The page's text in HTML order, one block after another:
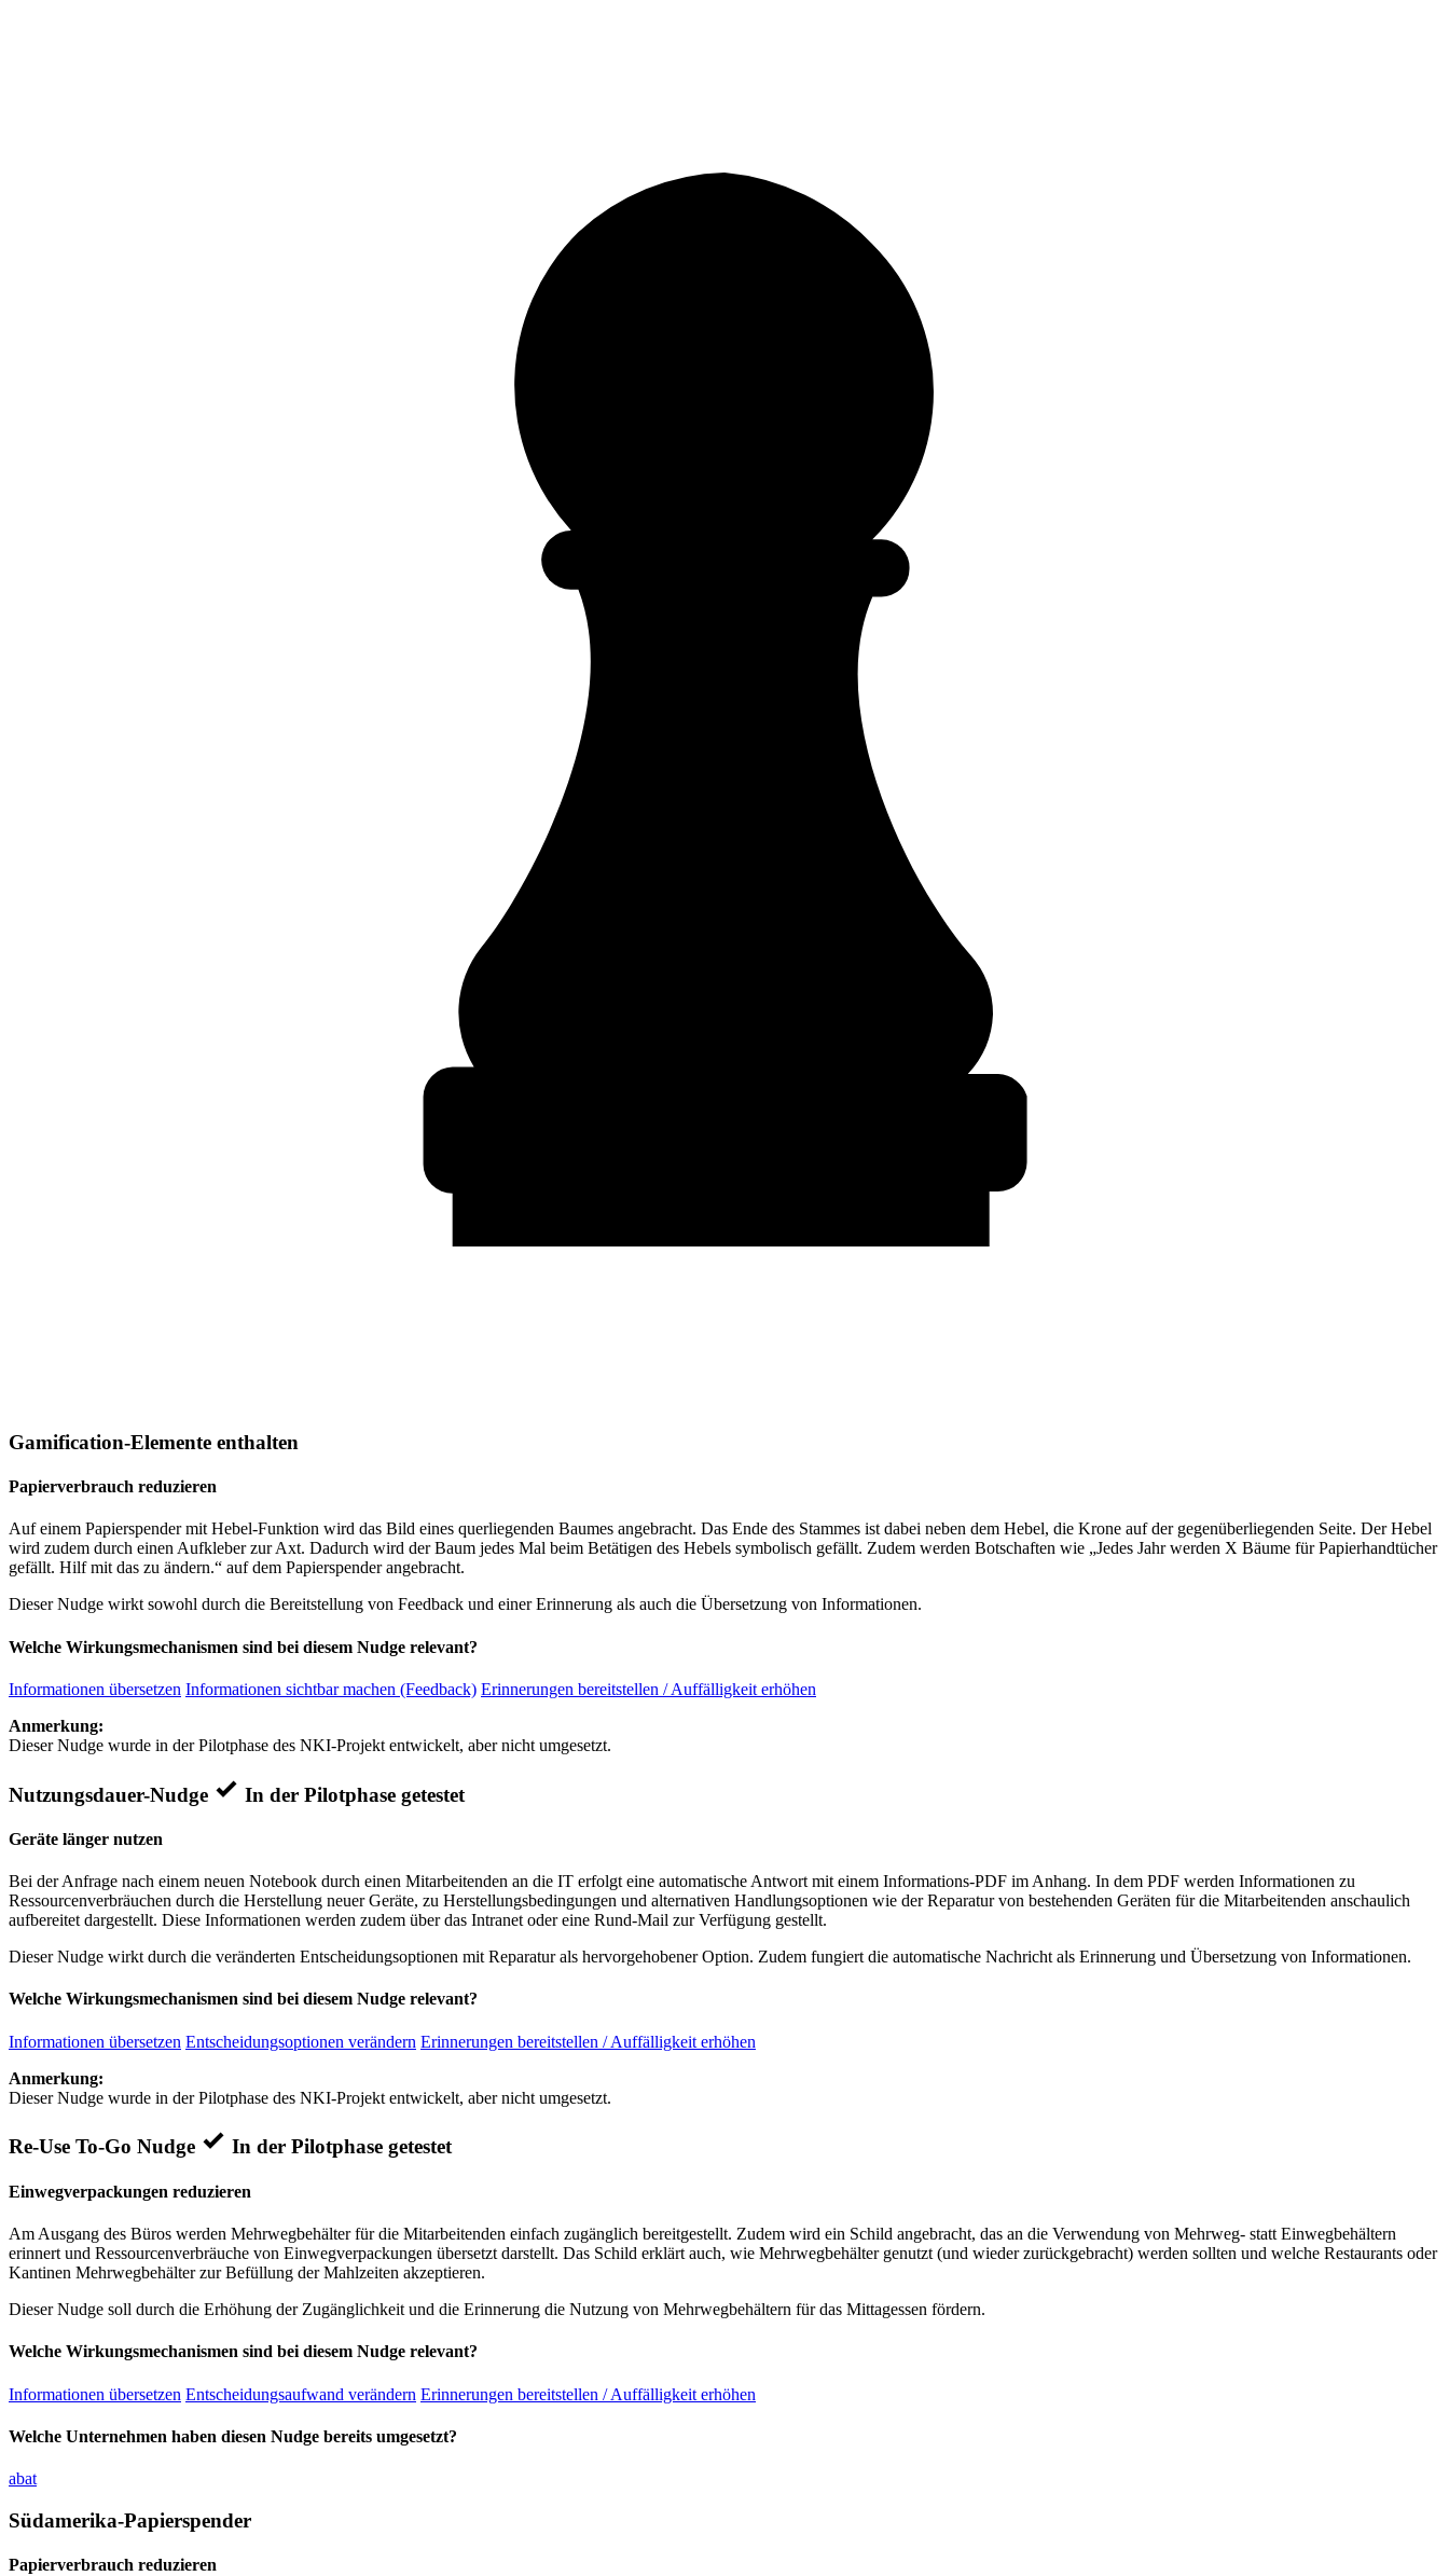
Gamification-Elemente enthalten
Papierverbrauch reduzieren
Auf einem Papierspender mit Hebel-Funktion wird das Bild eines querliegenden Baumes angebracht. Das Ende des Stammes ist dabei neben dem Hebel, die Krone auf der gegenüberliegenden Seite. Der Hebel
wird zudem durch einen Aufkleber zur Axt. Dadurch wird der Baum jedes Mal beim Betätigen des Hebels symbolisch gefällt. Zudem werden Botschaften wie „Jedes Jahr werden X Bäume für Papierhandtücher
gefällt. Hilf mit das zu ändern.“ auf dem Papierspender angebracht.
Dieser Nudge wirkt sowohl durch die Bereitstellung von Feedback und einer Erinnerung als auch die Übersetzung von Informationen.
Welche Wirkungsmechanismen sind bei diesem Nudge relevant?
Informationen übersetzen Informationen sichtbar machen (Feedback) Erinnerungen bereitstellen / Auffälligkeit erhöhen
Anmerkung:
Dieser Nudge wurde in der Pilotphase des NKI-Projekt entwickelt, aber nicht umgesetzt.
Nutzungsdauer-Nudge In der Pilotphase getestet
Geräte länger nutzen
Bei der Anfrage nach einem neuen Notebook durch einen Mitarbeitenden an die IT erfolgt eine automatische Antwort mit einem Informations-PDF im Anhang. In dem PDF werden Informationen zu
Ressourcenverbräuchen durch die Herstellung neuer Geräte, zu Herstellungsbedingungen und alternativen Handlungsoptionen wie der Reparatur von bestehenden Geräten für die Mitarbeitenden anschaulich
aufbereitet dargestellt. Diese Informationen werden zudem über das Intranet oder eine Rund-Mail zur Verfügung gestellt.
Dieser Nudge wirkt durch die veränderten Entscheidungsoptionen mit Reparatur als hervorgehobener Option. Zudem fungiert die automatische Nachricht als Erinnerung und Übersetzung von Informationen.
Welche Wirkungsmechanismen sind bei diesem Nudge relevant?
Informationen übersetzen Entscheidungsoptionen verändern Erinnerungen bereitstellen / Auffälligkeit erhöhen
Anmerkung:
Dieser Nudge wurde in der Pilotphase des NKI-Projekt entwickelt, aber nicht umgesetzt.
Re-Use To-Go Nudge In der Pilotphase getestet
Einwegverpackungen reduzieren
Am Ausgang des Büros werden Mehrwegbehälter für die Mitarbeitenden einfach zugänglich bereitgestellt. Zudem wird ein Schild angebracht, das an die Verwendung von Mehrweg- statt Einwegbehältern
erinnert und Ressourcenverbräuche von Einwegverpackungen übersetzt darstellt. Das Schild erklärt auch, wie Mehrwegbehälter genutzt (und wieder zurückgebracht) werden sollten und welche Restaurants oder
Kantinen Mehrwegbehälter zur Befüllung der Mahlzeiten akzeptieren.
Dieser Nudge soll durch die Erhöhung der Zugänglichkeit und die Erinnerung die Nutzung von Mehrwegbehältern für das Mittagessen fördern.
Welche Wirkungsmechanismen sind bei diesem Nudge relevant?
Informationen übersetzen Entscheidungsaufwand verändern Erinnerungen bereitstellen / Auffälligkeit erhöhen
Welche Unternehmen haben diesen Nudge bereits umgesetzt?
abat
Südamerika-Papierspender
Papierverbrauch reduzieren